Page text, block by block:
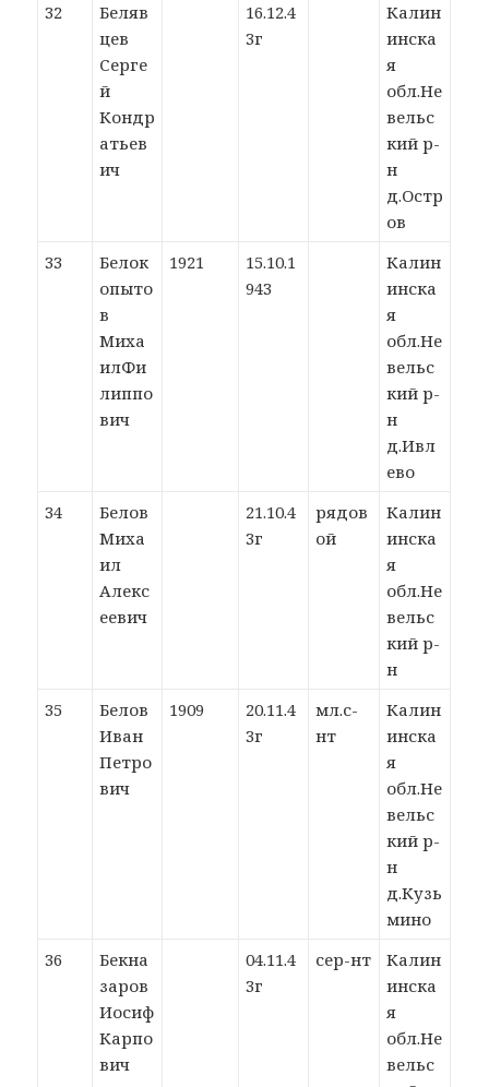
32
Беляв
цев
Серге
й
Кондр
атьев
ич
16.12.4
3г
Калин
инска
я
обл.Не
вельс
кий р-
н
д.Остр
ов
33
Белок
опыто
в
Миха
илФи
липпо
вич
1921
15.10.1
943
Калин
инска
я
обл.Не
вельс
кий р-
н
д.Ивл
ево
34
Белов
Миха
ил
Алекс
еевич
21.10.4
3г
рядов
ой
Калин
инска
я
обл.Не
вельс
кий р-
н
35
Белов
Иван
Петро
вич
1909
20.11.4
3г
мл.с-
нт
Калин
инска
я
обл.Не
вельс
кий р-
н
д.Кузь
мино
36
Бекна
заров
Иосиф
Карпо
вич
04.11.4
3г
сер-нт
Калин
инска
я
обл.Не
вельс